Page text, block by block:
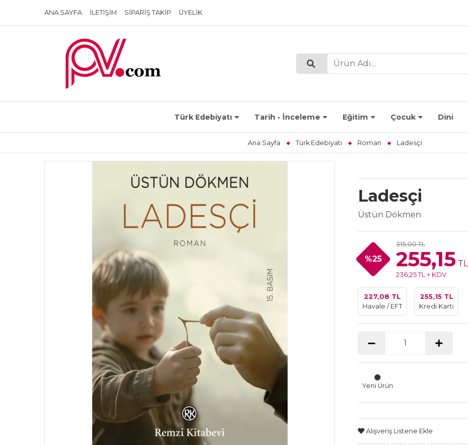
ANA SAYFA İLETIŞIM SIPARIŞ TAKIP ÜYELIK
Türk Edebiyatı Tarih - İnceleme Eğitim Çocuk Dini
Ana Sayfa Türk Edebiyatı Roman Ladesçi
Ladesçi
Üstün Dökmen
%25
315,00 TL
255,15 TL
236,25 TL + KDV
227,08 TL
Havale / EFT
255,15 TL
Kredi Kartı
Yeni Ürün
Alışveriş Listene Ekle